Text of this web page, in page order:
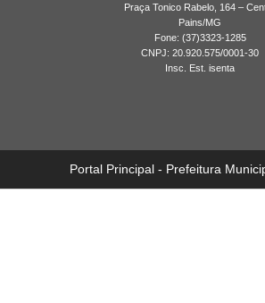
Galeria de ImagensPraça Tonico Rabelo, 164 –
Pains/MG
Fone: (37)3323-1285
CNPJ: 20.920.575/0001-30
Insc. Est. isenta
Portal Principal - Prefeitura